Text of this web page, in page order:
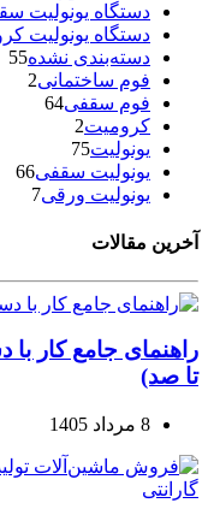
دستگاه یونولیت
دستگاه یونولیت
دسته‌بندی نشده55
فوم ساختمانی2
فوم سقفی64
کرومیت2
یونولیت75
یونولیت سقفی66
یونولیت ورقی7
آخرین مقالات
راهنمای جامع کار
تا صد)
8 مرداد 1405